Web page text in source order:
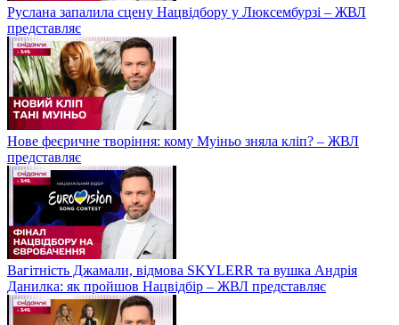
Руслана запалила сцену Нацвідбору у Люксембурзі – ЖВЛ
представляє
Нове феєричне творіння: кому Муіньо зняла кліп? – ЖВЛ
представляє
Вагітність Джамали, відмова SKYLERR та вушка Андрія
Данилка: як пройшов Нацвідбір – ЖВЛ представляє